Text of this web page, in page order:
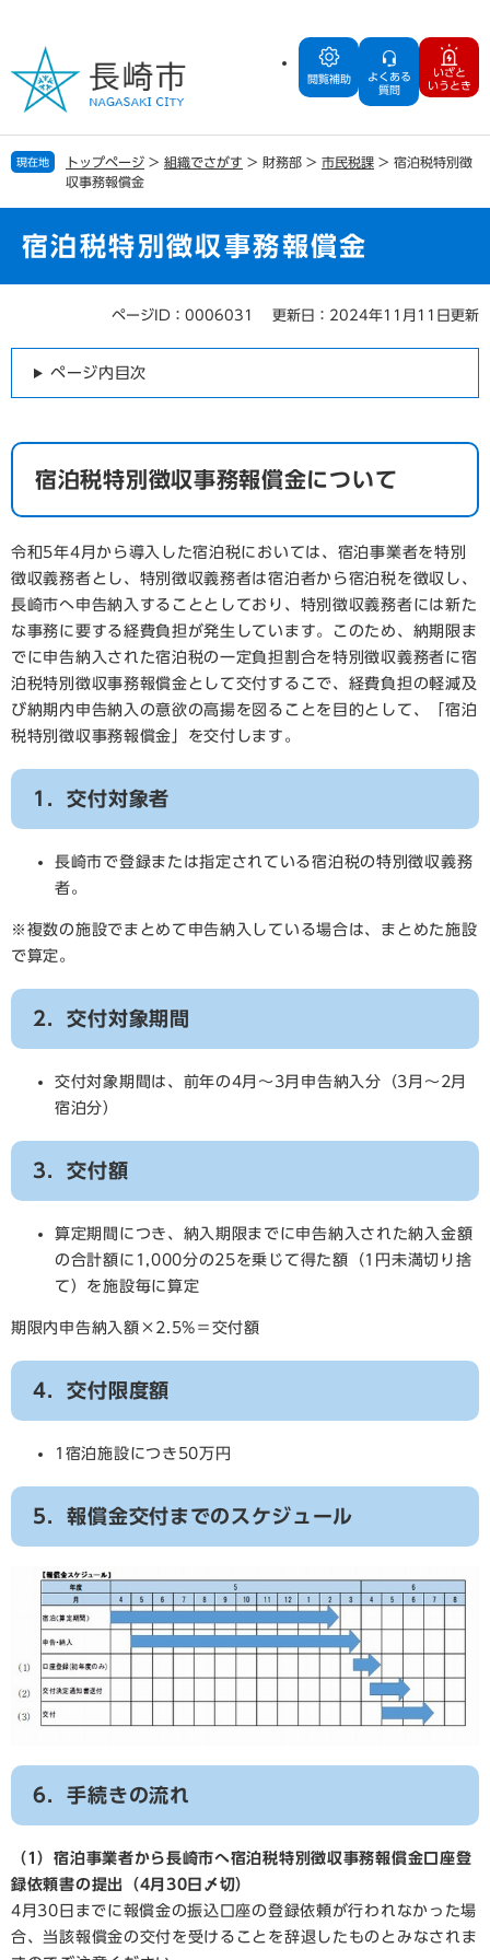
の
で
す
ー
ば
し
閲覧補助
よくある
質問
いざと
いうとき
現在地 トップページ > 組織でさがす > 財務部 > 市民税課 > 宿泊税特別徴
収事務報償金
宿泊税特別徴収事務報償金
ページID：0006031 更新日：2024年11月11日更新
ページ内目次
宿泊税特別徴収事務報償金について
令和5年4月から導入した宿泊税においては、宿泊事業者を特別
徴収義務者とし、特別徴収義務者は宿泊者から宿泊税を徴収し、
長崎市へ申告納入することとしており、特別徴収義務者には新た
な事務に要する経費負担が発生しています。このため、納期限ま
でに申告納入された宿泊税の一定負担割合を特別徴収義務者に宿
泊税特別徴収事務報償金として交付するこで、経費負担の軽減及
び納期内申告納入の意欲の高揚を図ることを目的として、「宿泊
税特別徴収事務報償金」を交付します。
1．交付対象者
長崎市で登録または指定されている宿泊税の特別徴収義務
者。
※複数の施設でまとめて申告納入している場合は、まとめた施設
で算定。
2．交付対象期間
交付対象期間は、前年の4月～3月申告納入分（3月～2月
宿泊分）
3．交付額
算定期間につき、納入期限までに申告納入された納入金額
の合計額に1,000分の25を乗じて得た額（1円未満切り捨
て）を施設毎に算定
期限内申告納入額×2.5%＝交付額
4．交付限度額
1宿泊施設につき50万円
5．報償金交付までのスケジュール
6．手続きの流れ
（1）宿泊事業者から長崎市へ宿泊税特別徴収事務報償金口座登
録依頼書の提出（4月30日〆切）
4月30日までに報償金の振込口座の登録依頼が行われなかった場
合、当該報償金の交付を受けることを辞退したものとみなされま